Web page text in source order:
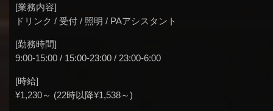
[業務内容]
ドリンク / 受付 / 照明 / PAアシスタント
[勤務時間]
9:00-15:00 / 15:00-23:00 / 23:00-6:00
[時給]
¥1,230～ (22時以降¥1,538～)